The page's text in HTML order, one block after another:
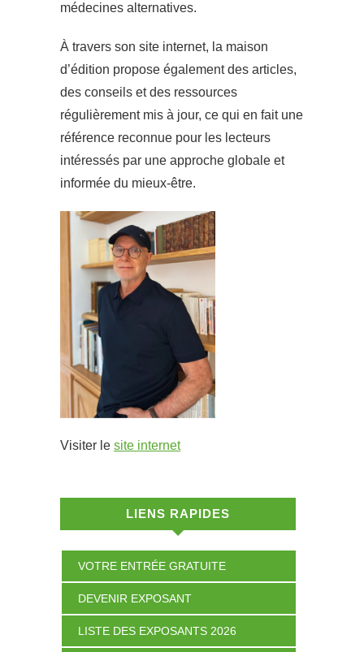
médecines alternatives.
À travers son site internet, la maison
d’édition propose également des articles,
des conseils et des ressources
régulièrement mis à jour, ce qui en fait une
référence reconnue pour les lecteurs
intéressés par une approche globale et
informée du mieux-être.
Visiter le site internet
LIENS RAPIDES
VOTRE ENTRÉE GRATUITE
DEVENIR EXPOSANT
LISTE DES EXPOSANTS 2026